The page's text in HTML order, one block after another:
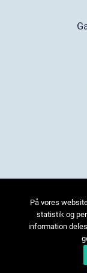
På vores
statistik og
information